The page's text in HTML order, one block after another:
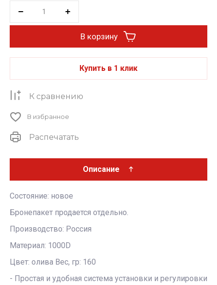
В корзину
Купить в 1 клик
К сравнению
В избранное
Распечатать
Описание
Состояние: новое
Бронепакет продается отдельно.
Производство: Россия
Материал: 1000D
Цвет: олива Вес, гр: 160
- Простая и удобная система установки и регулировки